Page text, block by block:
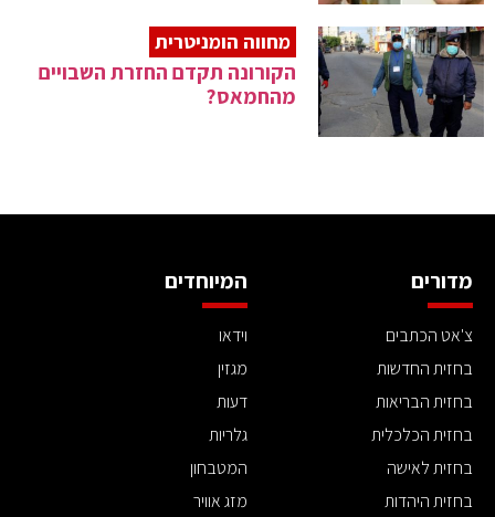
מחווה הומניטרית
הקורונה תקדם החזרת השבויים
מהחמאס?
מדורים
צ'אט הכתבים
בחזית החדשות
בחזית הבריאות
בחזית הכלכלית
בחזית לאישה
בחזית היהדות
המיוחדים
וידאו
מגזין
דעות
גלריות
המטבחון
מזג אוויר